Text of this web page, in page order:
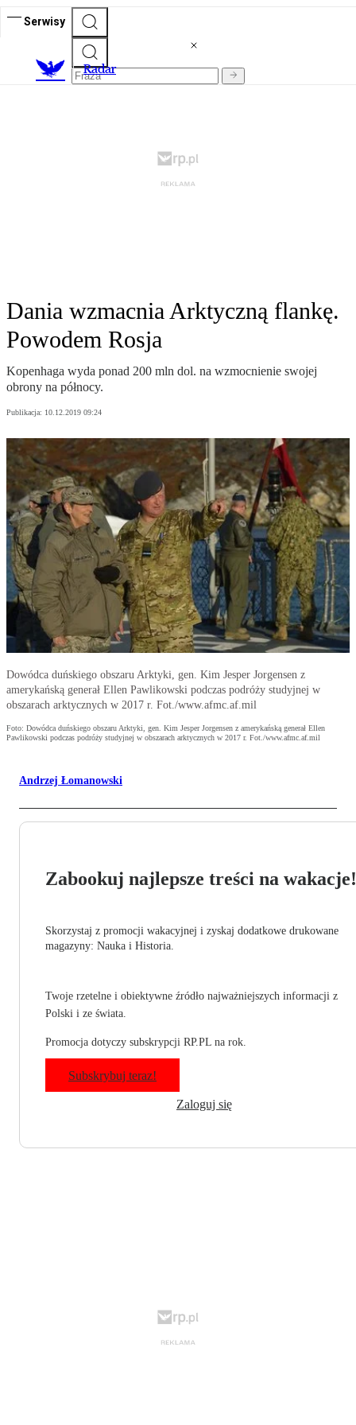
Serwisy
Radar
Dania wzmacnia Arktyczną flankę.
Powodem Rosja
Kopenhaga wyda ponad 200 mln dol. na wzmocnienie swojej
obrony na północy.
Publikacja: 10.12.2019 09:24
Dowódca duńskiego obszaru Arktyki, gen. Kim Jesper Jorgensen z
amerykańską generał Ellen Pawlikowski podczas podróży studyjnej w
obszarach arktycznych w 2017 r. Fot./www.afmc.af.mil
Foto: Dowódca duńskiego obszaru Arktyki, gen. Kim Jesper Jorgensen z amerykańską generał Ellen
Pawlikowski podczas podróży studyjnej w obszarach arktycznych w 2017 r. Fot./www.afmc.af.mil
Andrzej Łomanowski
Zabookuj najlepsze treści na wakacje!
Skorzystaj z promocji wakacyjnej i zyskaj dodatkowe drukowane
magazyny: Nauka i Historia.
Twoje rzetelne i obiektywne źródło najważniejszych informacji z
Polski i ze świata.
Promocja dotyczy subskrypcji RP.PL na rok.
Subskrybuj teraz!
Zaloguj się